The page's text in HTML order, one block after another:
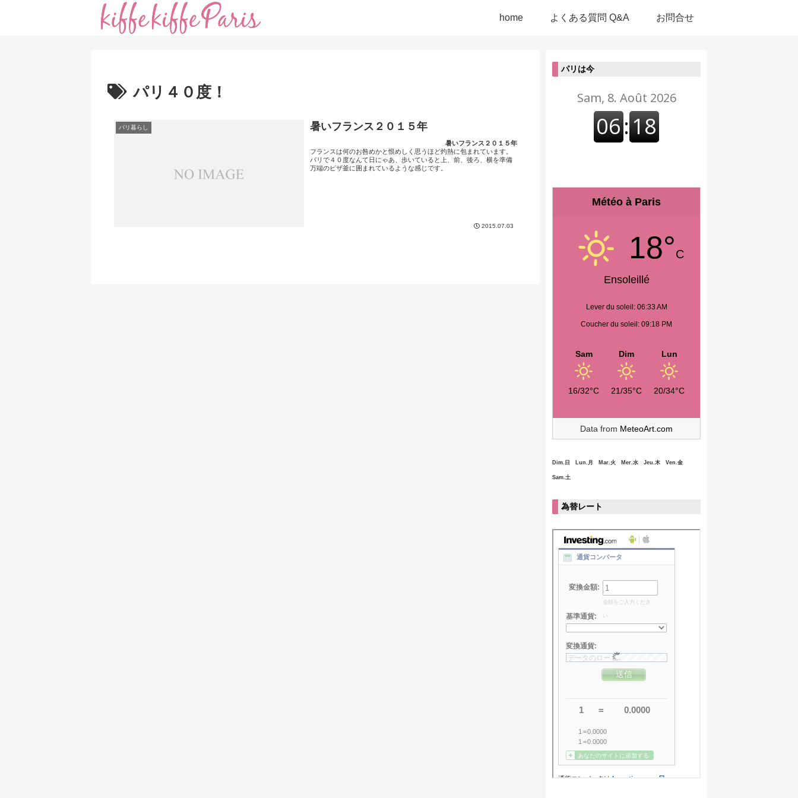
home よくある質問 Q&A お問合せ
パリ４０度！
パリ暮らし 暑いフランス２０１５年
暑いフランス２０１５年
フランスは何のお咎めかと恨めしく思うほど灼熱に包まれています。
パリで４０度なんて日にゃあ、歩いていると上、前、後ろ、横を準備
万端のピザ釜に囲まれているような感じです。
2015.07.03
パリは今
Météo à Paris
18°C
Ensoleillé
Lever du soleil: 06:33 AM
Coucher du soleil: 09:18 PM
Sam
16/32°C
Dim
21/35°C
Lun
20/34°C
Data from MeteoArt.com
Dim.日 Lun.月 Mar.火 Mer.水 Jeu.木 Ven.金
Sam.土
為替レート